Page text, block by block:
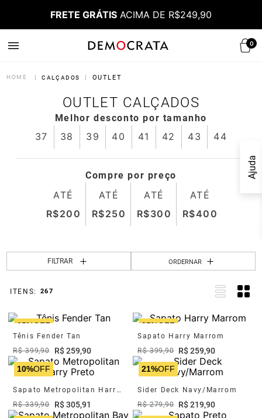
FRETE GRÁTIS ACIMA DE R$249,90
0
Ajuda
CALÇADOS OUTLET
OUTLET CALÇADOS
Melhor desconto por tamanho
37 38 39 40 41 42 43 44
Compre por preço
ATÉ ATÉ ATÉ ATÉ
FILTRAR ORDERNAR
267
35%OFF
Tênis Fender Tan
R$ 399,90 R$ 259,90
35%OFF
Sapato Harry Marrom
R$ 399,90 R$ 259,90
10%OFF
Sapato Metropolitan Harry Preto
R$ 339,90 R$ 305,91
21%OFF
Sider Deck Navy/Marrom
R$ 279,90 R$ 219,90